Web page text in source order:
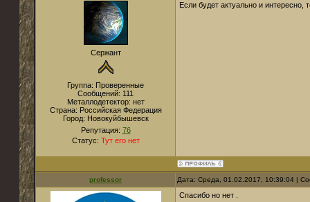
Сержант
Группа: Проверенные
Сообщений: 111
Металлодетектор: нет
Страна: Российская Федерация
Город: Новокуйбышевск
Репутация: 76
Статус: Тут его нет
Если будет актуально и
professor Дата: Среда, 01.02.2017, 10:39:04 |
Спасибо но нет .